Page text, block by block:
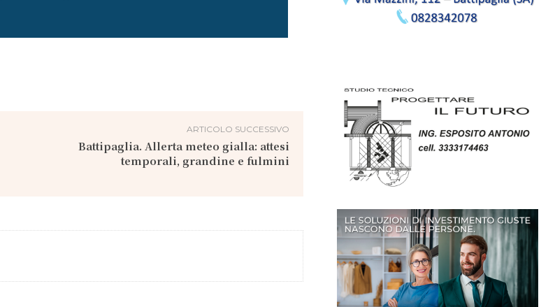
ARTICOLO SUCCESSIVO
Battipaglia. Allerta meteo gialla: attesi
temporali, grandine e fulmini